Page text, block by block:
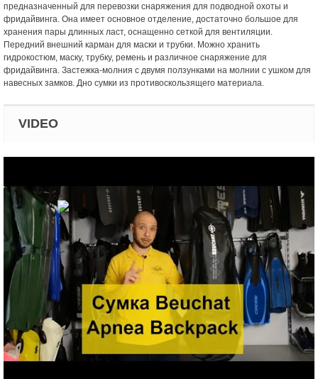
предназначенный для перевозки снаряжения для подводной охоты и
фридайвинга. Она имеет основное отделение, достаточно большое для
хранения пары длинных ласт, оснащенно сеткой для вентиляции.
Передний внешний карман для маски и трубки. Можно хранить
гидрокостюм, маску, трубку, ремень и различное снаряжение для
фридайвинга. Застежка-молния с двумя ползунками на молнии с ушком для
навесных замков. Дно сумки из противоскользящего материала.
VIDEO